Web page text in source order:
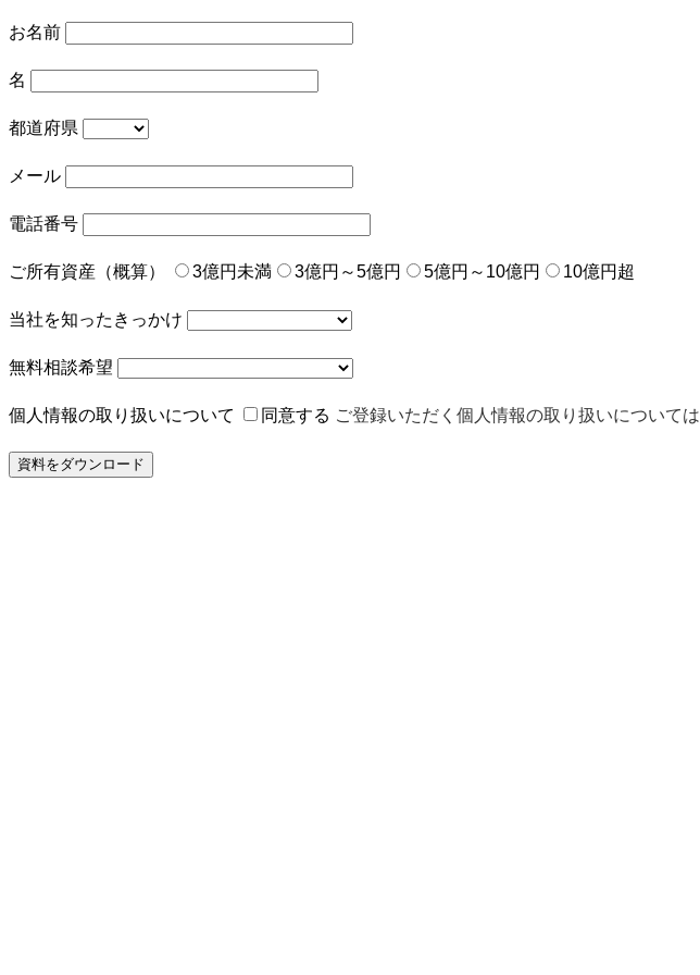
お名前
名
都道府県
メール
電話番号
ご所有資産（概算） 3億円未満 3億円～5億円 5億円～10億円 10億円超
当社を知ったきっかけ
無料相談希望
個人情報の取り扱いについて 同意する ご登録いただく個人情報の取り扱いについては